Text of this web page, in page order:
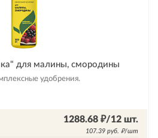
для малины, смородины
удобрения.
1288.68 ₽/12 шт.
107.39 руб. ₽/шт